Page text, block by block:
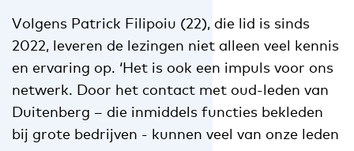
Volgens Patrick Filipoiu (22), die lid is sinds
2022, leveren de lezingen niet alleen veel kennis
en ervaring op. ‘Het is ook een impuls voor ons
netwerk. Door het contact met oud-leden van
Duitenberg – die inmiddels functies bekleden
bij grote bedrijven - kunnen veel van onze leden